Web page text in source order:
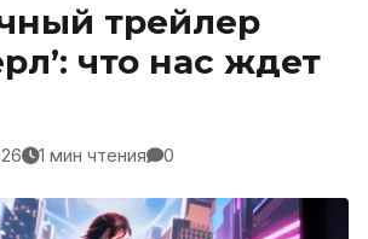
трейлер
что нас ждет
1 мин чтения 0